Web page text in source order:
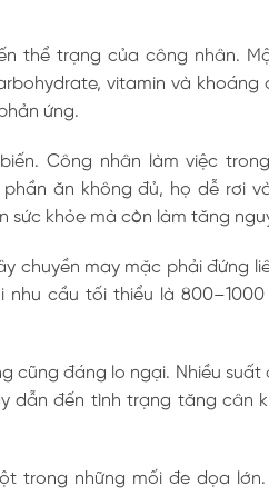
thể trạng của công nhân.
vitamin và khoáng
ứng.
Công nhân làm việc
ăn không đủ, họ dễ rơi
sức khỏe mà còn làm tăng
chuyền may mặc phải đứng
cầu tối thiểu là 800–1000
cũng đáng lo ngại. Nhiều suất
dẫn đến tình trạng tăng cân
trong những mối đe dọa lớn.